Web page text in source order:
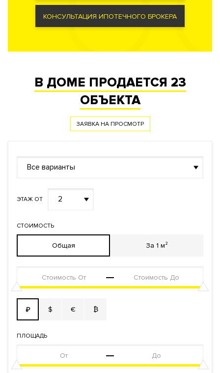
Документы ЗАЯВКА НА ЮРИДИЧЕСКУЮ КОНСУЛЬТАЦИЮ
Жилой
КОНСУЛЬТАЦИЯ ИПОТЕЧНОГО БРОКЕРА
В ДОМЕ ПРОДАЕТСЯ 23
ОБЪЕКТА
ЗАЯВКА НА ПРОСМОТР
Все варианты
ЭТАЖ ОТ 2
СТОИМОСТЬ
Общая За 1 м²
₽ $ € ₿
ПЛОЩАДЬ